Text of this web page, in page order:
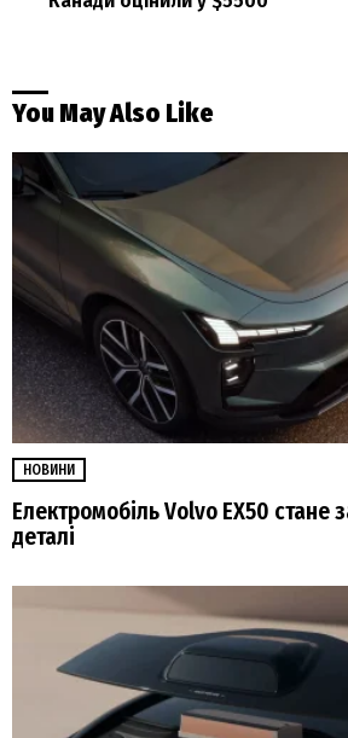
You May Also Like
НОВИНИ
Електромобіль Volvo EX50 стане
деталі